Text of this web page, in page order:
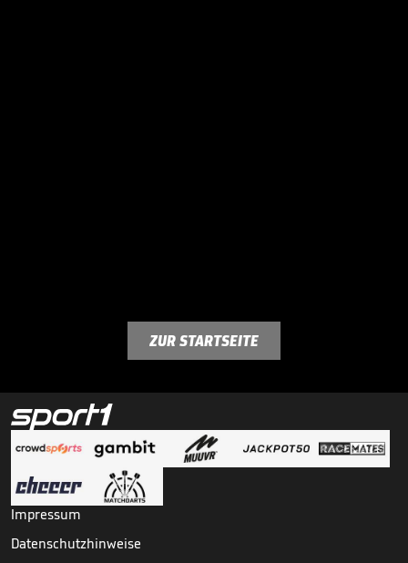
ZUR STARTSEITE
Impressum
Datenschutzhinweise